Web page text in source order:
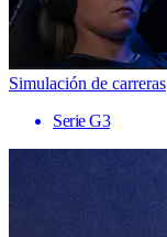
Simulación de carreras
Serie G3